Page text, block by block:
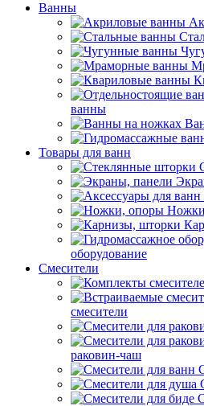
Ванны
ванны
Товары для ванн
оборудование
Смесители
смесители
раковин-чаш